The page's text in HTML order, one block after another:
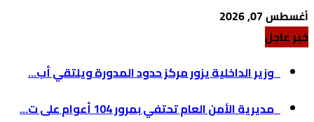
أغسطس 07, 2026
خبر عاجل
وزير الداخلية يزور مركز حدود المدورة ويلتقي أب...
مديرية الأمن العام تحتفي بمرور 104 أعوام على ت...